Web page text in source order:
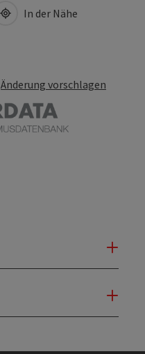
In der Nähe
Änderung vorschlagen